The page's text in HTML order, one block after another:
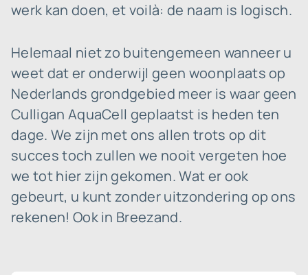
werk kan doen, et voilà: de naam is logisch.
Helemaal niet zo buitengemeen wanneer u
weet dat er onderwijl geen woonplaats op
Nederlands grondgebied meer is waar geen
Culligan AquaCell geplaatst is heden ten
dage. We zijn met ons allen trots op dit
succes toch zullen we nooit vergeten hoe
we tot hier zijn gekomen. Wat er ook
gebeurt, u kunt zonder uitzondering op ons
rekenen! Ook in Breezand.